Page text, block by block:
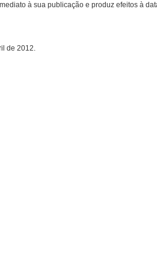
à sua publicação e produz efeitos à
de 2012.